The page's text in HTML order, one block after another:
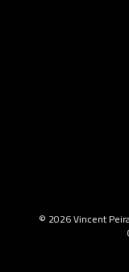
© 2026 Vincent